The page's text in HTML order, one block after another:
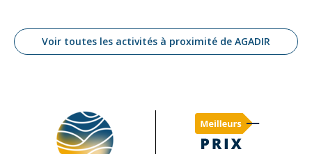
Voir toutes les activités à proximité de AGADIR